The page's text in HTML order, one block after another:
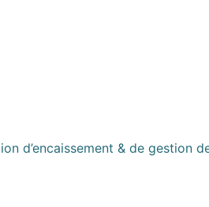
d’encaissement & de gestion